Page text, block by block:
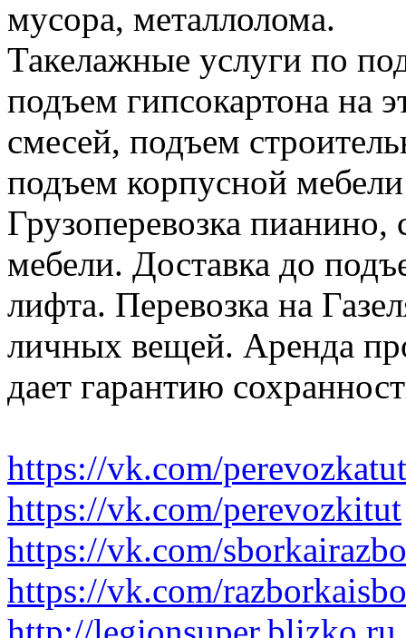
мусора, металлолома.
Такелажные услуги по
подъем гипсокартона на
смесей, подъем
подъем корпусной
Грузоперевозка
мебели. Доставка до
лифта. Перевозка на
личных вещей. Аренда
дает гарантию
https://vk.com/perevozkatut
https://vk.com/perevozkitut
https://vk.com/
https://vk.com/